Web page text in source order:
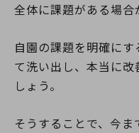
全体に課題がある場合
自園の課題を明確に
て洗い出し、本当に
しょう。
そうすることで、今